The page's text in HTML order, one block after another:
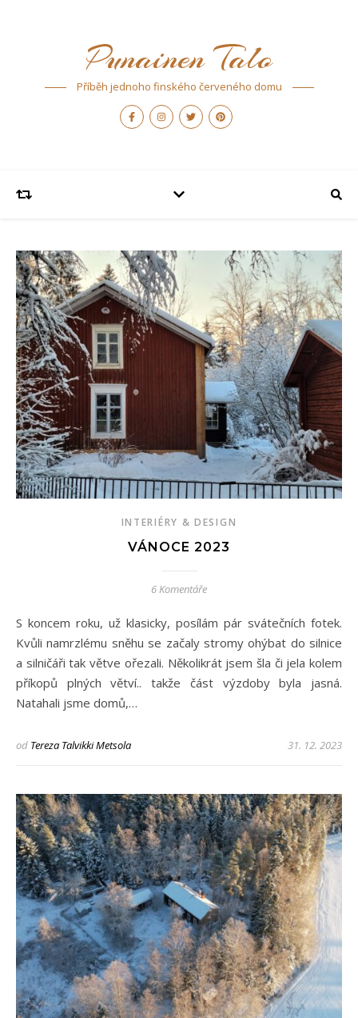
Punainen Talo
Příběh jednoho finského červeného domu
INTERIÉRY & DESIGN
VÁNOCE 2023
6 Komentáře
S koncem roku, už klasicky, posílám pár svátečních fotek.
Kvůli namrzlému sněhu se začaly stromy ohýbat do silnice
a silničáři tak větve ořezali. Několikrát jsem šla či jela kolem
příkopů plných větví.. takže část výzdoby byla jasná.
Natahali jsme domů,…
od Tereza Talvikki Metsola 31. 12. 2023